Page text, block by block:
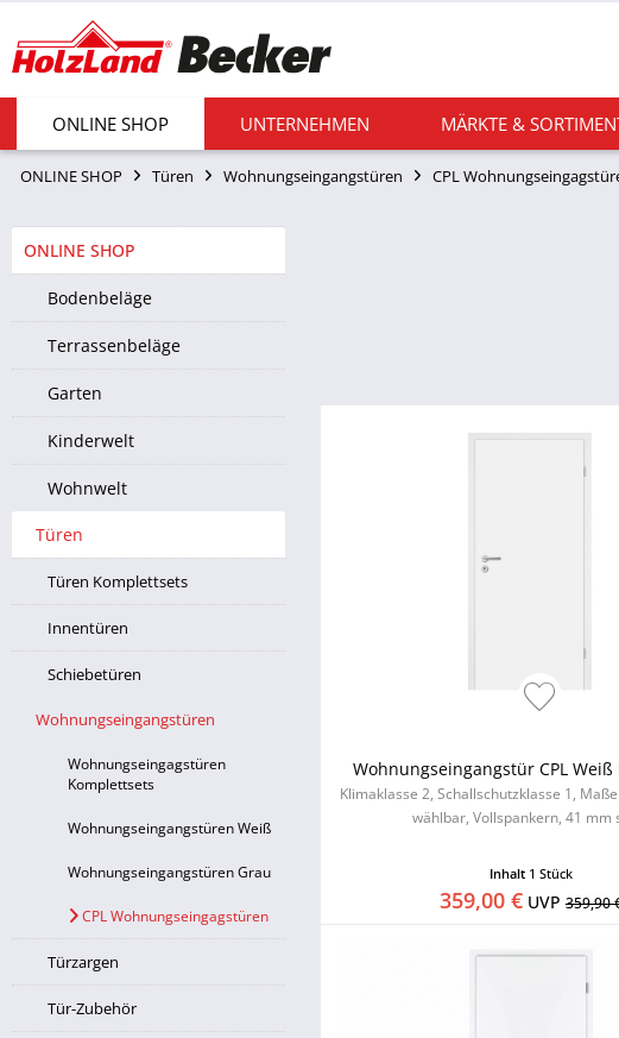
ONLINE SHOP UNTERNEHMEN MÄRKTE &
ONLINE SHOP Türen Wohnungseingangstüren CPL
ONLINE SHOP
Bodenbeläge
Terrassenbeläge
Garten
Kinderwelt
Wohnwelt
Türen
Türen Komplettsets
Innentüren
Schiebetüren
Wohnungseingangstüren
Wohnungseingagstüren
Komplettsets
Wohnungseingangstüren Weiß
Wohnungseingangstüren Grau
CPL Wohnungseingagstüren
Türzargen
Tür-Zubehör
Wohnungseingangstür CPL Weiß
Klimaklasse 2, Schallschutzklasse 1,
wählbar, Vollspankern, 41 mm
Inhalt 1 Stück
359,00 €UVP359,90